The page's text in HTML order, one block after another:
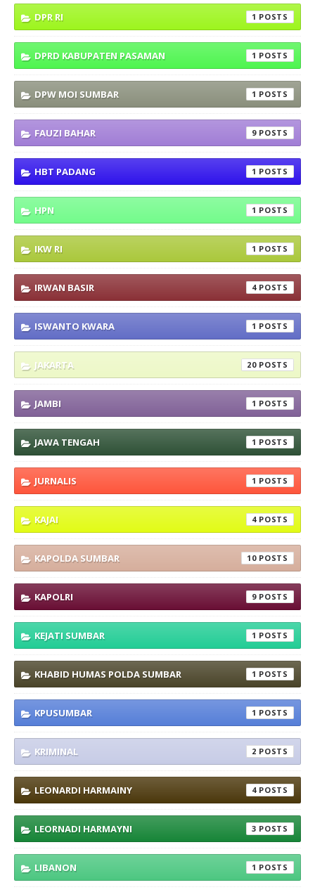
DPR RI 1
DPRD KABUPATEN PASAMAN 1
DPW MOI SUMBAR 1
FAUZI BAHAR 9
HBT PADANG 1
HPN 1
IKW RI 1
IRWAN BASIR 4
ISWANTO KWARA 1
JAKARTA 20
JAMBI 1
JAWA TENGAH 1
JURNALIS 1
KAJAI 4
KAPOLDA SUMBAR 10
KAPOLRI 9
KEJATI SUMBAR 1
KHABID HUMAS POLDA SUMBAR 1
KPUSUMBAR 1
KRIMINAL 2
LEONARDI HARMAINY 4
LEORNADI HARMAYNI 3
LIBANON 1